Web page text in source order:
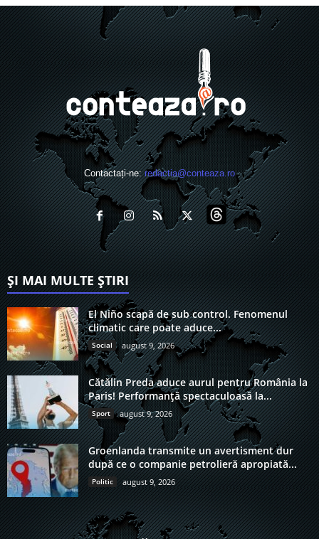
Contactați-ne:redactia@conteaza.ro
ȘI MAI MULTE ȘTIRI
El Niño scapă de sub control. Fenomenul
climatic care poate aduce...
Social august 9, 2026
Cătălin Preda aduce aurul pentru România la
Paris! Performanță spectaculoasă la...
Sport august 9, 2026
Groenlanda transmite un avertisment dur
după ce o companie petrolieră apropiată...
Politic august 9, 2026